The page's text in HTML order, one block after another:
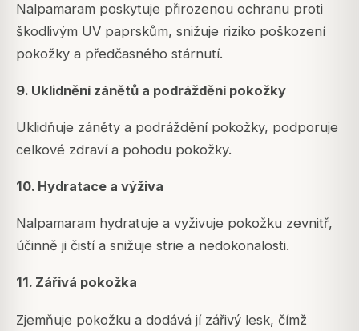
Nalpamaram poskytuje přirozenou ochranu proti
škodlivým UV paprskům, snižuje riziko poškození
pokožky a předčasného stárnutí.
9. Uklidnění zánětů a podráždění pokožky
Uklidňuje záněty a podráždění pokožky, podporuje
celkové zdraví a pohodu pokožky.
10. Hydratace a výživa
Nalpamaram hydratuje a vyživuje pokožku zevnitř,
účinně ji čistí a snižuje strie a nedokonalosti.
11. Zářivá pokožka
Zjemňuje pokožku a dodává jí zářivý lesk, čímž